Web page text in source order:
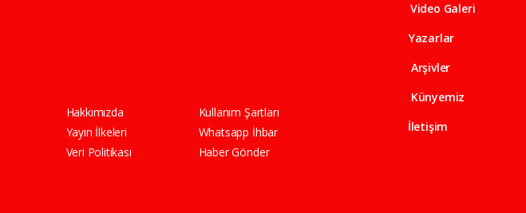
Hakkımızda
Yayın İlkeleri
Veri Politikası
Kullanım Şartları
Whatsapp İhbar
Haber Gönder
Video Galeri
Yazarlar
Arşivler
Künyemiz
İletişim